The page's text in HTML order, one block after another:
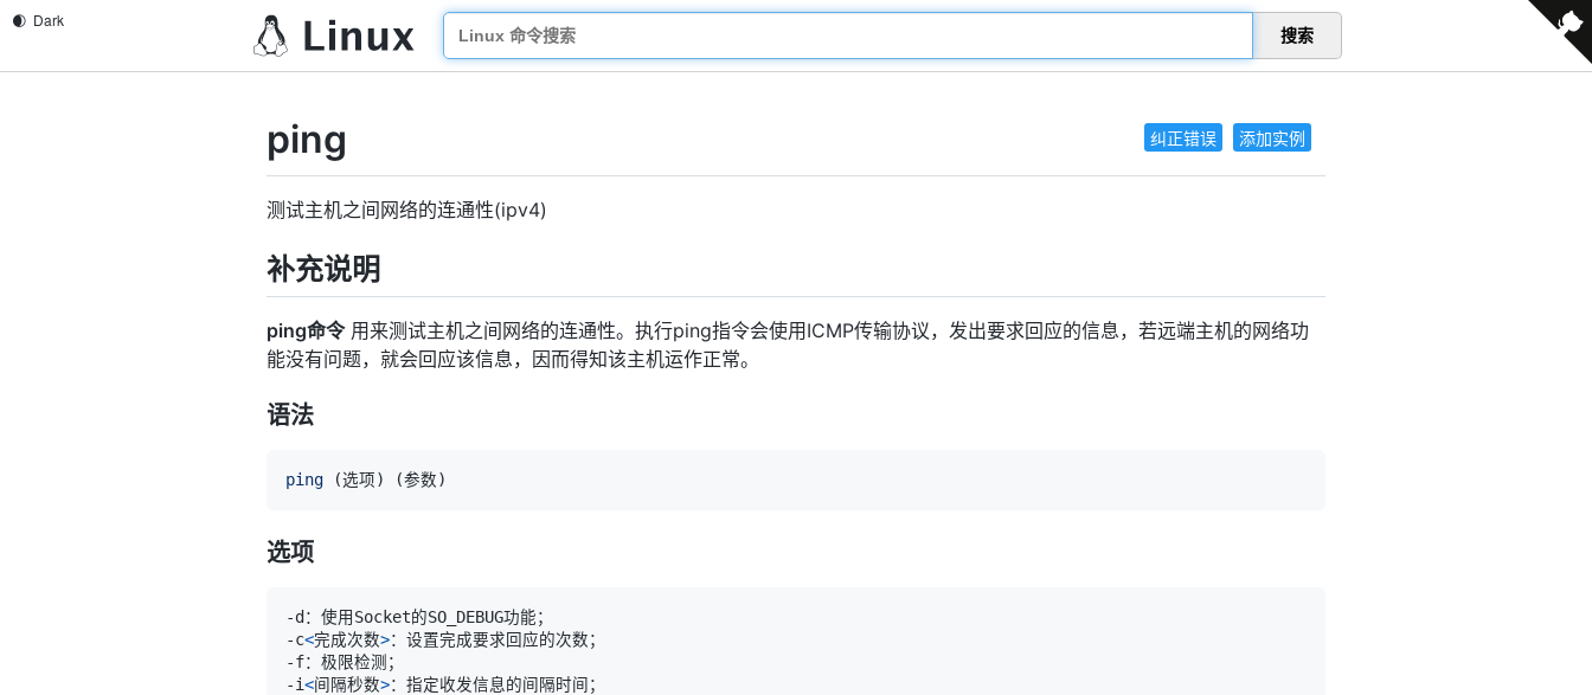
搜索
纠正错误 添加实例
ping
测试主机之间网络的连通性(ipv4)
补充说明
ping命令用来测试主机之间网络的连通性。执行ping指令会使用ICMP传输协议，发出要求回应的信息，若远端主机的网络功
能没有问题，就会回应该信息，因而得知该主机运作正常。
语法
ping (选项) (参数)
选项
-c<完成次数>
-i<间隔秒数>